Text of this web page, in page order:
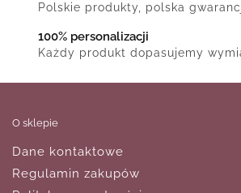
Polskie produkty, polska
100% personalizacji
Każdy produkt dopasujemy
O sklepie
Dane kontaktowe
Regulamin zakupów